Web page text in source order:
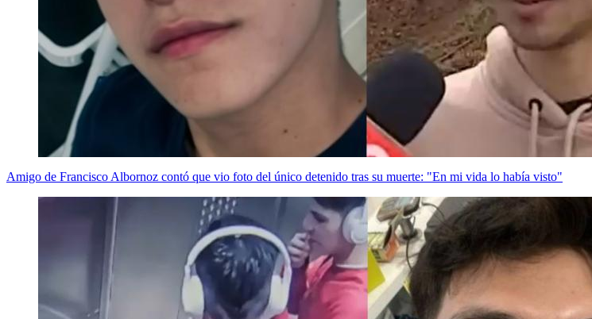
Amigo de Francisco Albornoz contó que vio foto del único detenido tras su muerte: "En mi vida lo había visto"